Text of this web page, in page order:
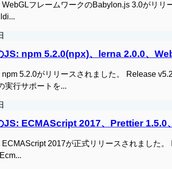
WebGLフレームワークのBabylon.js 3.0がリ
JS: npm 5.2.0(npx)、lerna 2.0.0、
5.2.0がリリースされました。 Release
実行サポートを...
JS: ECMAScript 2017、Prettier 1.5.0
ECMAScript 2017が正式リリースされました